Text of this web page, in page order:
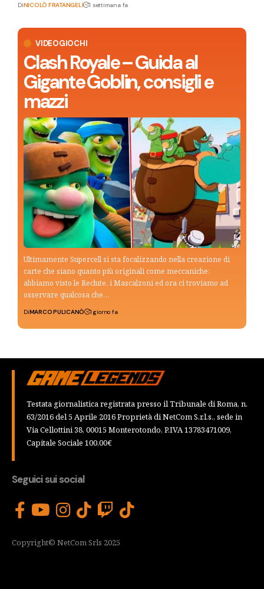
VIDEOGIOCHI
Clash Royale – Guida al
Gigante Goblin, consigli e
mazzi
Ultimamente Supercell si sta focalizzando nella creazione di
carte che siano quanto più originali come meccaniche:
abbiamo visto le Reclute, i Mascalzoni ed ora ci troviamo ad
osservare qualcosa che…
DiMARCO PULICANÒ 1 giorno fa
DiNICOLÒ FRATANGELI 1 settimana fa
Testata giornalistica registrata presso il Tribunale di Roma, n.
63/2016 del 5 Aprile 2016 Proprietà di NetCom S.r.l.s., sede in
Via Cellottini 38, 00015 Monterotondo, P.IVA 13783471009,
Capitale Sociale 100,00€
Seguici sui social
Copyright© NetCom Srls 2025